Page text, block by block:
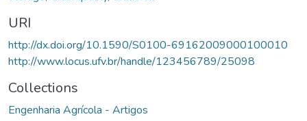
URI
http://dx.doi.org/10.1590/S0100-69162009000100010
http://www.locus.ufv.br/handle/123456789/25098
Collections
Engenharia Agrícola - Artigos